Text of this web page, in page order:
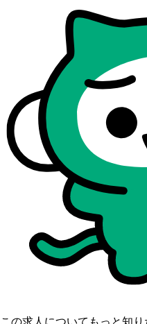
この求人についてもっと知